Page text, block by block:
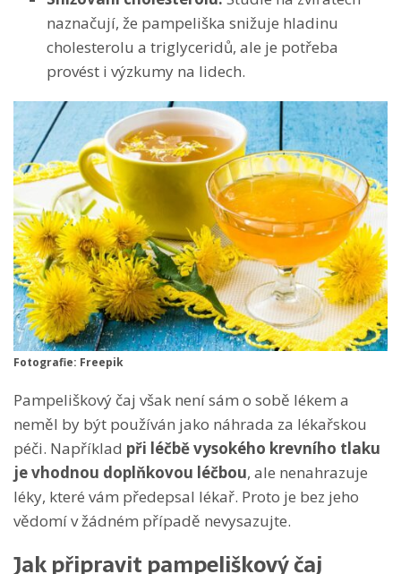
naznačují, že pampeliška snižuje hladinu
cholesterolu a triglyceridů, ale je potřeba
provést i výzkumy na lidech.
Fotografie: Freepik
Pampeliškový čaj však není sám o sobě lékem a
neměl by být používán jako náhrada za lékařskou
péči. Například při léčbě vysokého krevního tlaku
je vhodnou doplňkovou léčbou, ale nenahrazuje
léky, které vám předepsal lékař. Proto je bez jeho
vědomí v žádném případě nevysazujte.
Jak připravit pampeliškový čaj